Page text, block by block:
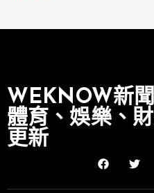
WEKNOW新
體育、娛樂、
更新